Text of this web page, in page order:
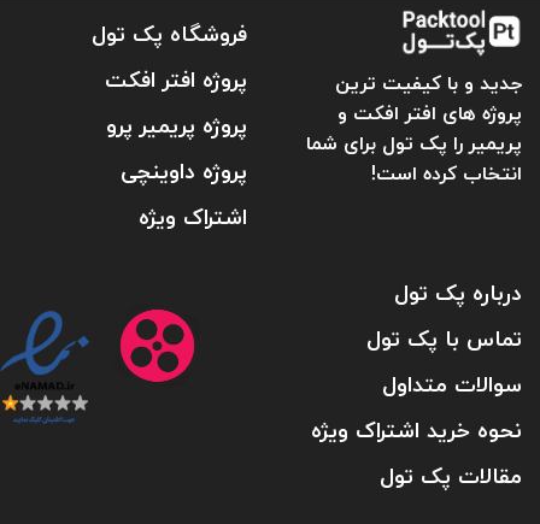
جدید و با کیفیت ترین
پروژه های افتر افکت و
پریمیر را پک تول برای شما
انتخاب کرده است!
فروشگاه پک تول
پروژه افتر افکت
پروژه پریمیر پرو
پروژه داوینچی
اشتراک ویژه
درباره پک تول
تماس با پک تول
سوالات متداول
نحوه خرید اشتراک ویژه
مقالات پک تول